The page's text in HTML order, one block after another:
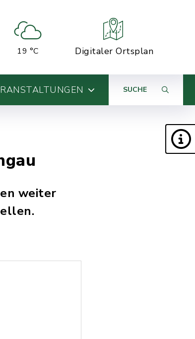
19 °C Digitaler Ortsplan
SUCHE
weiter